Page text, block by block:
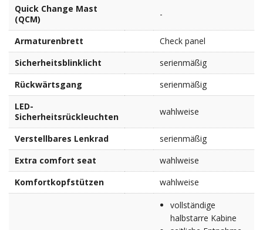
Quick Change Mast
(QCM)
-
Armaturenbrett
Check panel
Sicherheitsblinklicht
serienmäßig
Rückwärtsgang
serienmäßig
LED-
Sicherheitsrückleuchten
wahlweise
Verstellbares Lenkrad
serienmäßig
Extra comfort seat
wahlweise
Komfortkopfstützen
wahlweise
vollständige
halbstarre Kabine